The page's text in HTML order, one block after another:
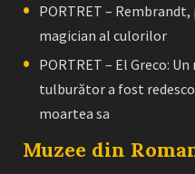
PORTRET –
magician al culorilor
PORTRET – El Greco:
tulburător a fost
moartea sa
Muzee din